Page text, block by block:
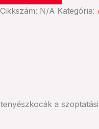
Cikkszám: N/A Kategória:
a